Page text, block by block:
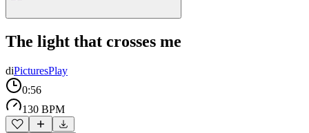
The light that crosses me
diPicturesPlay
0:56
130 BPM